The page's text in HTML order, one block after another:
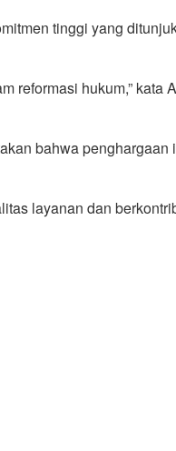
tinggi yang
hukum,” kata
bahwa
layanan dan